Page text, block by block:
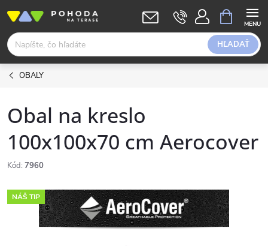
obsah
HĽADAŤ
KOŠÍK
OBALY
Obal na kreslo
100x100x70 cm Aerocover
Kód: 7960
NÁŠ TIP